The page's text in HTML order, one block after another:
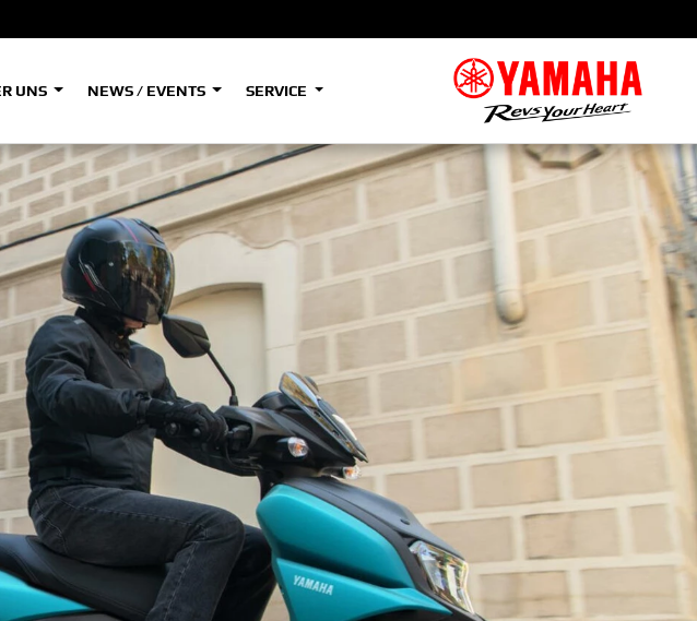
Tenere
700
Tenere
700
(Low)
Tenere
(Low)
A2
Tenere
700
A
Tenere
700
Rally
A2
Tenere
700
Rally
35kW
A
Tenere
Raid
WR125R
UNS NEWS / EVENTS SERVICE